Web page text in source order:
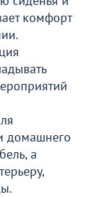
комфорт
домашнего
а